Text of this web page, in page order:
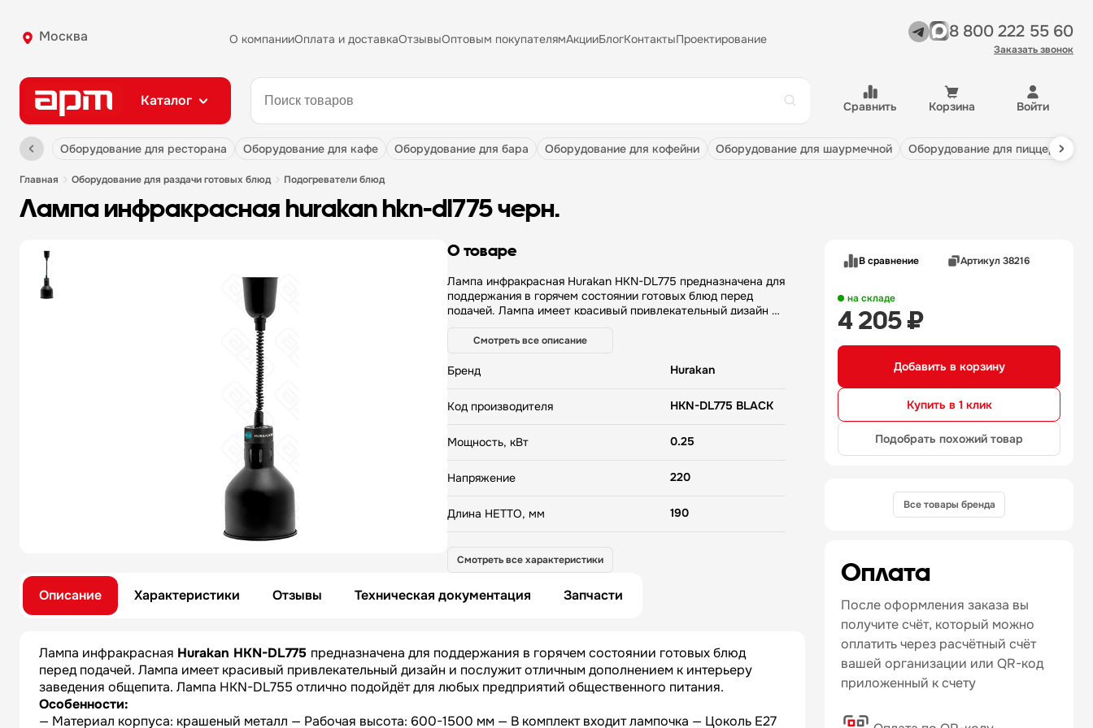
Москва О компанииОплата и доставкаОтзывыОптовым покупателямАкцииБлогКонтактыПроектирование 8 800 222 55 60
Заказать звонок
Каталог Сравнить Корзина Войти
оборудование для ресторана оборудование для кафе оборудование для бара оборудование для кофейни оборудование для шаурмечной оборудование для пиццерии
главная оборудование для раздачи готовых блюд подогреватели блюд
лампа инфракрасная hurakan hkn-dl775 черн.
О товаре
Лампа инфракрасная Hurakan HKN-DL775 предназначена для
поддержания в горячем состоянии готовых блюд перед
подачей. Лампа имеет красивый привлекательный дизайн и
общепита. Лампа HKN-DL755 отлично подойдёт для любых
Материал корпуса: крашеный металл — Рабочая высота:
Смотреть все описание
Бренд Hurakan
Код производителя HKN-DL775 BLACK
Мощность, кВт 0.25
Напряжение 220
Длина НЕТТО, мм 190
Длина БРУТТО, мм 270
Ширина БРУТТО, мм 240
Смотреть все характеристики
В сравнение Артикул 38216
на складе
4 205 ₽
Добавить в корзину
Купить в 1 клик
Подобрать похожий товар
Все товары бренда
Оплата
После оформления заказа вы
получите счёт, который можно
оплатить через расчётный счёт
вашей организации или QR-код
приложенный к счету
Описание Характеристики Отзывы Техническая документация Запчасти
Лампа инфракрасная Hurakan HKN-DL775 предназначена для поддержания в горячем состоянии готовых блюд
перед подачей. Лампа имеет красивый привлекательный дизайн и послужит отличным дополнением к интерьеру
заведения общепита. Лампа HKN-DL755 отлично подойдёт для любых предприятий общественного питания.
Особенности:
— Материал корпуса: крашеный металл — Рабочая высота: 600-1500 мм — В комплект входит лампочка — Цоколь E27